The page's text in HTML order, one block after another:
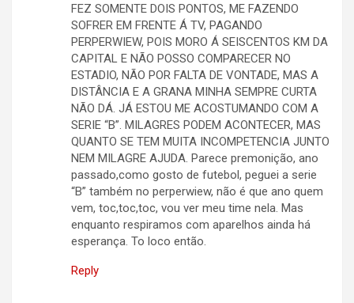
FEZ SOMENTE DOIS PONTOS, ME FAZENDO
SOFRER EM FRENTE Á TV, PAGANDO
PERPERWIEW, POIS MORO Á SEISCENTOS KM DA
CAPITAL E NÃO POSSO COMPARECER NO
ESTADIO, NÃO POR FALTA DE VONTADE, MAS A
DISTÂNCIA E A GRANA MINHA SEMPRE CURTA
NÃO DÁ. JÁ ESTOU ME ACOSTUMANDO COM A
SERIE “B”. MILAGRES PODEM ACONTECER, MAS
QUANTO SE TEM MUITA INCOMPETENCIA JUNTO
NEM MILAGRE AJUDA. Parece premonição, ano
passado,como gosto de futebol, peguei a serie
“B” também no perperwiew, não é que ano quem
vem, toc,toc,toc, vou ver meu time nela. Mas
enquanto respiramos com aparelhos ainda há
esperança. To loco então.
Reply